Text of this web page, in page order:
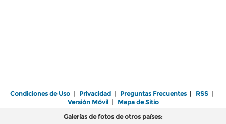
Condiciones de Uso | Privacidad | Preguntas Frecuentes | RSS |
Versión Móvil| Mapa de Sitio
Galerías de fotos de otros países: